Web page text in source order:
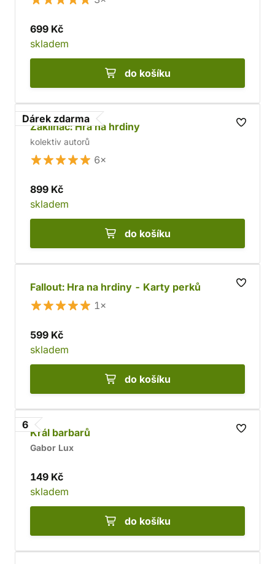
699 Kč
skladem
do košíku
Dárek zdarma
Zaklínač: Hra na hrdiny
kolektiv autorů
6×
899 Kč
skladem
do košíku
Fallout: Hra na hrdiny - Karty perků
1×
599 Kč
skladem
do košíku
6
Král barbarů
Gabor Lux
149 Kč
skladem
do košíku